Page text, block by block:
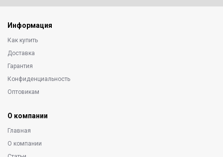
Информация
Как купить
Доставка
Гарантия
Конфиденциальность
Оптовикам
О компании
Главная
О компании